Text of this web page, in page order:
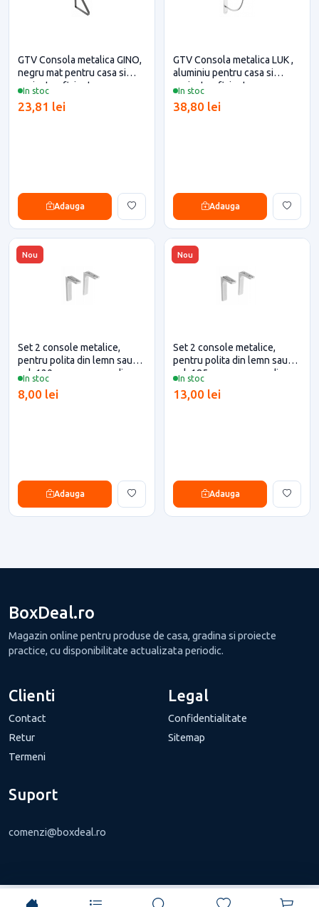
In stoc
GTV Consola metalica GINO,
negru mat pentru casa si
proiecte eficiente
23,81 lei
Adauga
In stoc
GTV Consola metalica LUK ,
aluminiu pentru casa si
proiecte eficiente
38,80 lei
Adauga
Nou
In stoc
Set 2 console metalice,
pentru polita din lemn sau
pal, 120mm, cu masca din
8,00 lei
Adauga
Nou
In stoc
Set 2 console metalice,
pentru polita din lemn sau
pal, 185mm, cu masca din
13,00 lei
Adauga
BoxDeal.ro
Magazin online pentru produse de casa, gradina si proiecte
practice, cu disponibilitate actualizata periodic.
Clienti
Contact
Retur
Termeni
Legal
Confidentialitate
Sitemap
Suport
comenzi@boxdeal.ro